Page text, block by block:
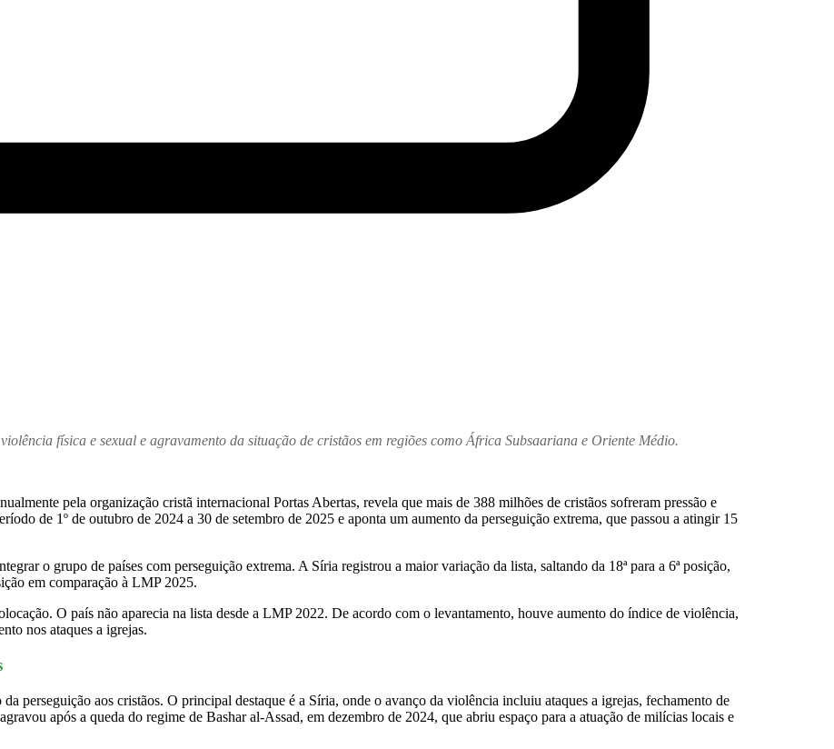
física e sexual e agravamento da situação de cristãos em regiões como África Subsaariana e Oriente Médio.
pela organização cristã internacional Portas Abertas, revela que mais de 388 milhões de cristãos sofreram pressão e
de 1º de outubro de 2024 a 30 de setembro de 2025 e aponta um aumento da perseguição extrema, que passou a atingir 15
o grupo de países com perseguição extrema. A Síria registrou a maior variação da lista, saltando da 18ª para a 6ª posição,
em comparação à LMP 2025.
O país não aparecia na lista desde a LMP 2022. De acordo com o levantamento, houve aumento do índice de violência,
nos ataques a igrejas.
perseguição aos cristãos. O principal destaque é a Síria, onde o avanço da violência incluiu ataques a igrejas, fechamento de
após a queda do regime de Bashar al-Assad, em dezembro de 2024, que abriu espaço para a atuação de milícias locais e